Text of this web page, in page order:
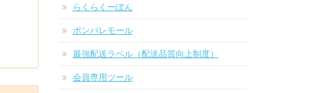
らくらくーぽん
ポンパレモール
最強配送ラベル（配送品質向上制度）
会員専用ツール